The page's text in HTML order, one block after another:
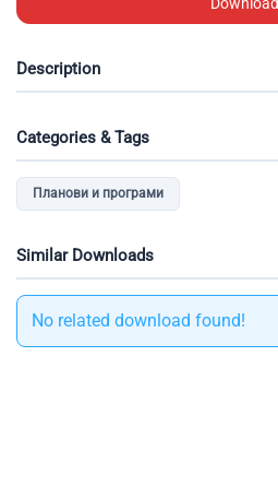
Description
Categories & Tags
Планови и програми
Similar Downloads
No related download found!